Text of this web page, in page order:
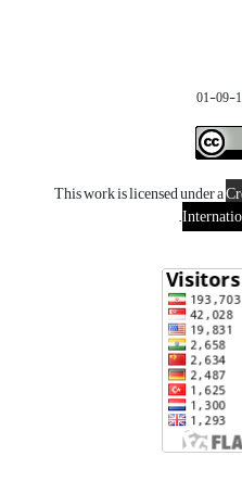
This work is licensed under a
.